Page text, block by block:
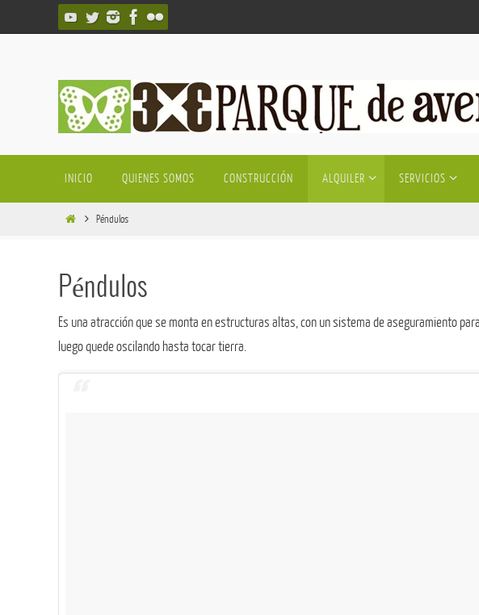
al
contenido
INICIO QUIENES SOMOS CONSTRUCCIÓN ALQUILER SERVICIOS
Inicio Péndulos
Péndulos
Es una atracción que se monta en estructuras altas, con un sistema de aseguramiento
luego quede oscilando hasta tocar tierra.